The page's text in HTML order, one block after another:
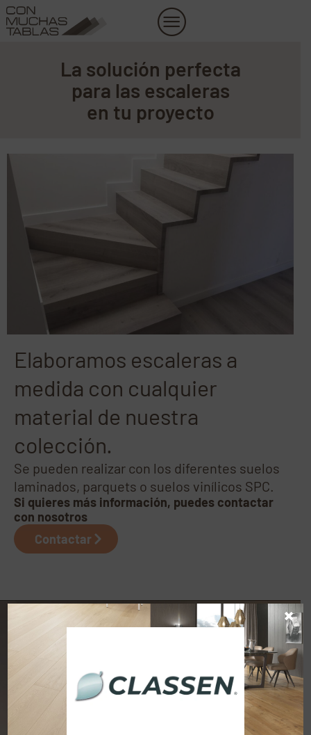
Ir
al
La solución perfecta
para las escaleras
en tu proyecto
Elaboramos escaleras a
medida con cualquier
material de nuestra
colección.
Se pueden realizar con los diferentes suelos
laminados, parquets o suelos vinílicos SPC.
Si quieres más información, puedes contactar
con nosotros
Contactar
×